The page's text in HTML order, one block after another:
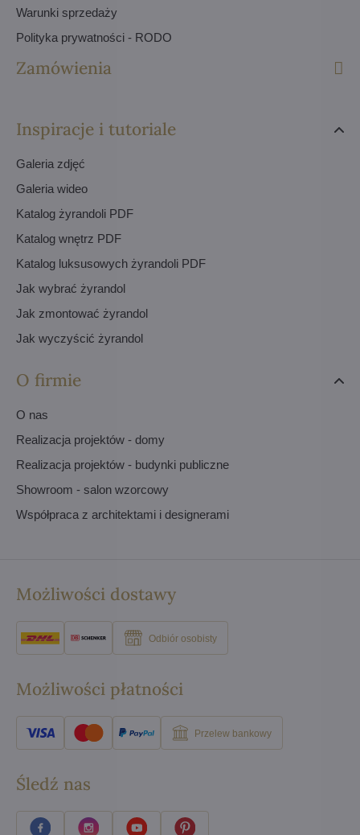
Warunki sprzedaży
Polityka prywatności - RODO
Zamówienia
Inspiracje i tutoriale
Galeria zdjęć
Galeria wideo
Katalog żyrandoli PDF
Katalog wnętrz PDF
Katalog luksusowych żyrandoli PDF
Jak wybrać żyrandol
Jak zmontować żyrandol
Jak wyczyścić żyrandol
O firmie
O nas
Realizacja projektów - domy
Realizacja projektów - budynki publiczne
Showroom - salon wzorcowy
Współpraca z architektami i designerami
Możliwości dostawy
Odbiór osobisty
Możliwości płatności
Przelew bankowy
Śledź nas